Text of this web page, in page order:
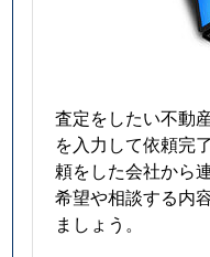
査定をしたい不動
を入力して依頼完
頼をした会社から
希望や相談する内
ましょう。